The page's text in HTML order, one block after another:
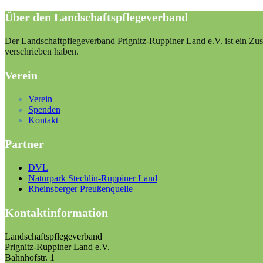
Über den Landschaftspflegeverband
Der Landschaftpflegeverband Prignitz-Ruppiner Land e.V. ist ein
verschrieben haben.
Verein
Verein
Spenden
Kontakt
Partner
DVL
Naturpark Stechlin-Ruppiner Land
Rheinsberger Preußenquelle
Kontaktinformation
Landschaftspflegeverband
Prignitz-Ruppiner Land e.V.
Bahnhofstr. 1